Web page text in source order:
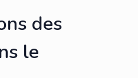
des
le